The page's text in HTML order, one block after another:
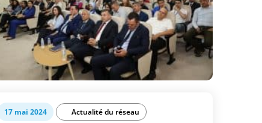
17 mai 2024
Actualité du réseau